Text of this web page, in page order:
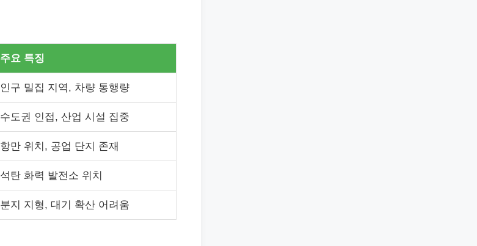
주요 특징
인구 밀집 지역, 차량 통행량
수도권 인접, 산업 시설 집중
항만 위치, 공업 단지 존재
석탄 화력 발전소 위치
분지 지형, 대기 확산 어려움